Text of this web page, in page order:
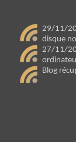
29/11/
disque
27/11/
Blog